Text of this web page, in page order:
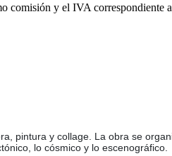
comisión y el IVA correspondiente
pintura y collage. La obra se
lo cósmico y lo escenográfico.